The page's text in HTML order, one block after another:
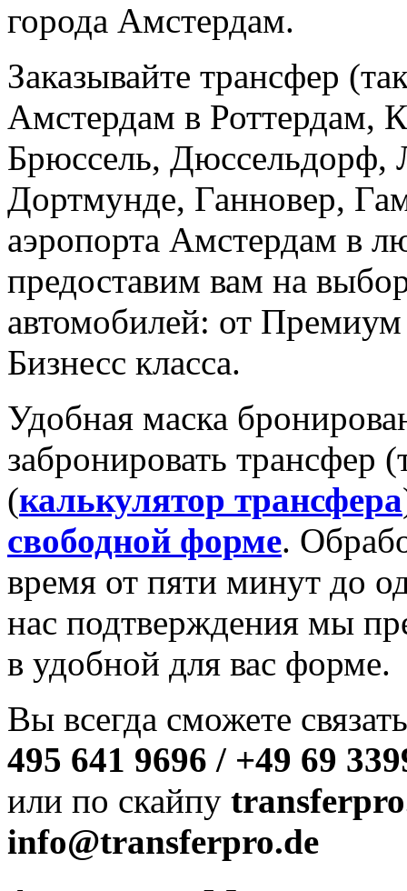
города Амстердам.
Заказывайте трансфер
Амстердам в Роттердам,
Брюссель, Дюссельдорф,
Дортмунде, Ганновер,
аэропорта Амстердам в
предоставим вам на
автомобилей: от
Бизнесс класса.
Удобная маска
забронировать трансфер
(калькулятор трансфера
свободной форме.
время от пяти минут до
нас подтверждения мы
в удобной для вас форме.
Вы всегда сможете
495 641 9696 / +49 69
или по скайпу
info@transferpro.de